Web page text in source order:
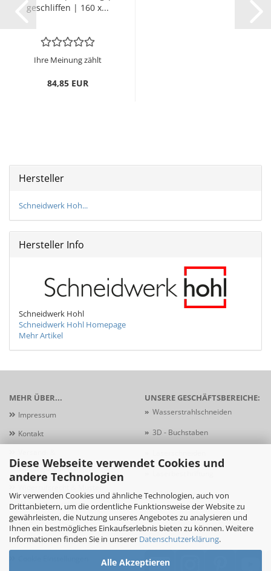
Diese Webseite verwendet Cookies und
andere Technologien
Wir verwenden Cookies und ähnliche Technologien, auch von
Drittanbietern, um die ordentliche Funktionsweise der Website zu
gewährleisten, die Nutzung unseres Angebotes zu analysieren und
Ihnen ein bestmögliches Einkaufserlebnis bieten zu können. Weitere
Informationen finden Sie in unserer Datenschutzerklärung.
Alle Akzeptieren
ge­schlif­fen | 160 x...
Ihre Meinung zählt
84,85 EUR
Hersteller
Schneidwerk Hoh...
Hersteller Info
Schneidwerk Hohl
Schneidwerk Hohl Homepage
Mehr Artikel
MEHR ÜBER...
Impressum
Kontakt
Zahlungsbedingungen
Widerrufsformular
AGB
Privatsphäre und Datenschutz
UNSERE GESCHÄFTSBEREICHE:
» Wasserstrahlschneiden
» 3D - Buchstaben
»Schildersysteme